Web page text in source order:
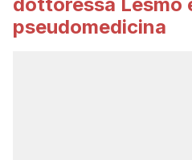
pseudomedicina